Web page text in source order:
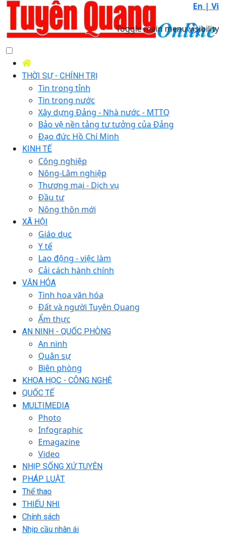
En | Vi
Toggle main menu visibility
THỜI SỰ - CHÍNH TRỊ
Tin trong tỉnh
Tin trong nước
Xây dựng Đảng - Nhà nước - MTTQ
Bảo vệ nền tảng tư tưởng của Đảng
Đạo đức Hồ Chí Minh
KINH TẾ
Công nghiệp
Nông-Lâm nghiệp
Thương mại - Dịch vụ
Đầu tư
Nông thôn mới
XÃ HỘI
Giáo dục
Y tế
Lao động - việc làm
Cải cách hành chính
VĂN HÓA
Tinh hoa văn hóa
Đất và người Tuyên Quang
Ẩm thực
AN NINH - QUỐC PHÒNG
An ninh
Quân sự
Biên phòng
KHOA HỌC - CÔNG NGHỆ
QUỐC TẾ
MULTIMEDIA
Photo
Infographic
Emagazine
Video
NHỊP SỐNG XỨ TUYÊN
PHÁP LUẬT
Thể thao
THIẾU NHI
Chính sách
Nhịp cầu nhân ái